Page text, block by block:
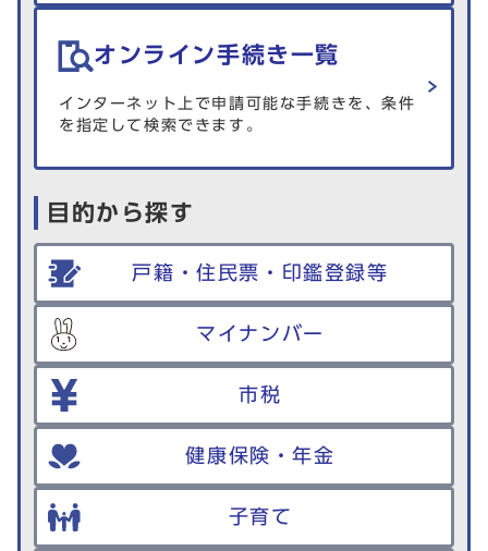
オンライン手続き一覧
インターネット上で申請可能な手続きを、条件
を指定して検索できます。
目的から探す
戸籍・住民票・印鑑登録等
マイナンバー
市税
健康保険・年金
子育て